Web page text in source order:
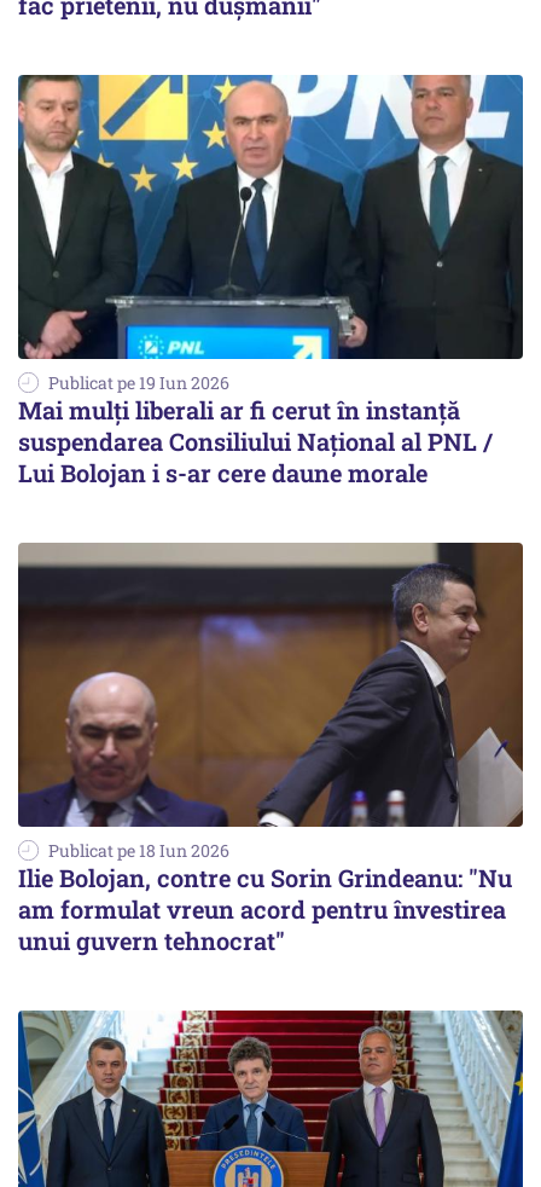
Publicat pe 19 Iun 2026
Mai mulți liberali ar fi cerut în instanță
suspendarea Consiliului Național al PNL /
Lui Bolojan i s-ar cere daune morale
Publicat pe 18 Iun 2026
Ilie Bolojan, contre cu Sorin Grindeanu: "Nu
am formulat vreun acord pentru învestirea
unui guvern tehnocrat"